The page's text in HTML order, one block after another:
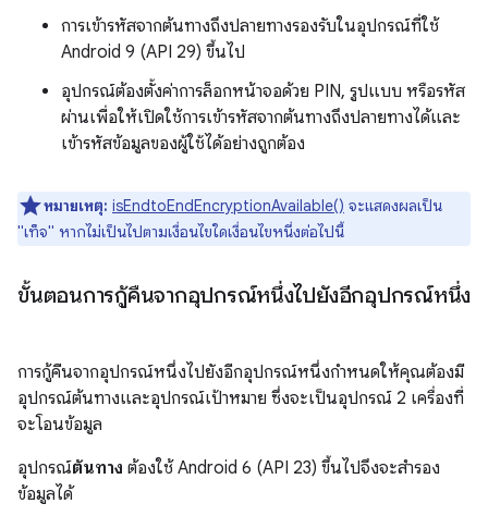
การเข้ารหัสจากต้นทางถึงปลายทางรองรับในอุปกรณ์ที่ใช้
Android 9 (API 29) ขึ้นไป
อุปกรณ์ต้องตั้งค่าการล็อกหน้าจอด้วย PIN, รูปแบบ หรือรหัส
ผ่านเพื่อให้เปิดใช้การเข้ารหัสจากต้นทางถึงปลายทางได้และ
เข้ารหัสข้อมูลของผู้ใช้ได้อย่างถูกต้อง
หมายเหตุ: isEndtoEndEncryptionAvailable() จะแสดงผลเป็น
"เท็จ" หากไม่เป็นไปตามเงื่อนไขใดเงื่อนไขหนึ่งต่อไปนี้
ขั้นตอนการกู้คืนจากอุปกรณ์หนึ่งไปยังอีกอุปกรณ์หนึ่ง
การกู้คืนจากอุปกรณ์หนึ่งไปยังอีกอุปกรณ์หนึ่งกำหนดให้คุณต้องมี
อุปกรณ์ต้นทางและอุปกรณ์เป้าหมาย ซึ่งจะเป็นอุปกรณ์ 2 เครื่องที่
จะโอนข้อมูล
อุปกรณ์ต้นทาง ต้องใช้ Android 6 (API 23) ขึ้นไปจึงจะสำรอง
ข้อมูลได้